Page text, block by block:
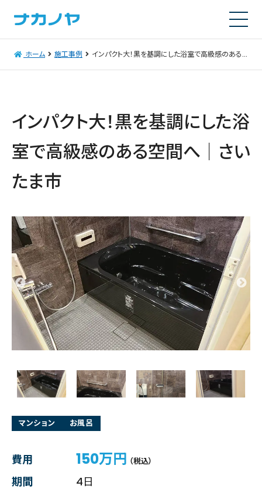
ホーム 施工事例 インパクト大！黒を基調にした浴室で高級感のある空間へ│さいたま市
インパクト大！黒を基調にした浴
室で高級感のある空間へ│さい
たま市
マンション お風呂
費用 150万円 （税込）
期間
4日